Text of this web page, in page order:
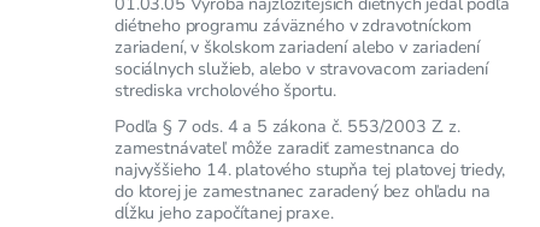
diétneho programu záväzného v zdravotníckom
zariadení, v školskom zariadení alebo v zariadení
sociálnych služieb, alebo v stravovacom zariadení
strediska vrcholového športu.
Podľa § 7 ods. 4 a 5 zákona č. 553/2003 Z. z.
zamestnávateľ môže zaradiť zamestnanca do
najvyššieho 14. platového stupňa tej platovej triedy,
do ktorej je zamestnanec zaradený bez ohľadu na
dĺžku jeho započítanej praxe.